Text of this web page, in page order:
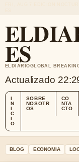
ES
ELDIARIOGLOBAL
Actualizado
I
N
I
C
I
O
SOBRE
NOSOTR
OS
CO
NTA
CTO
BLOG ECONOMIA